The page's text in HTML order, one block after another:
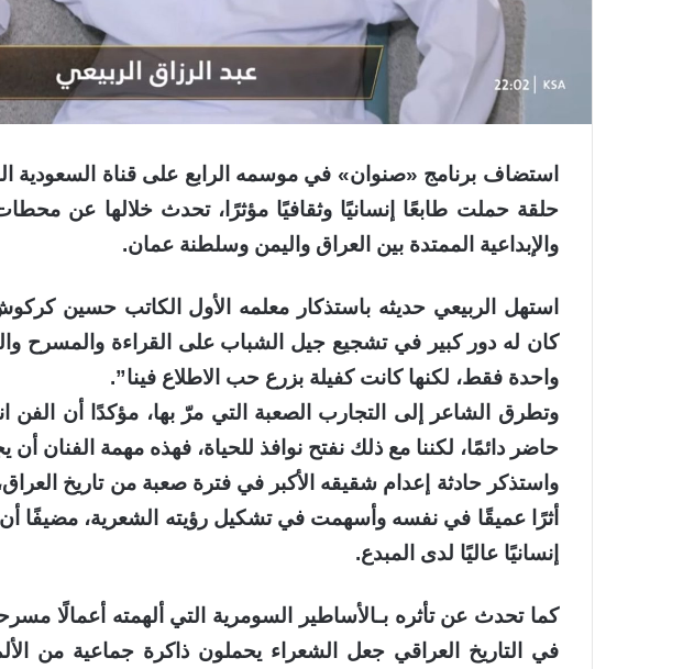
استضاف برنامج «صنوان» في موسمه الرابع على قناة السعودية
حلقة حملت طابعًا إنسانيًا وثقافيًا مؤثرًا، تحدث خلالها عن
والإبداعية الممتدة بين العراق واليمن وسلطنة عمان.
استهل الربيعي حديثه باستذكار معلمه الأول الكاتب حسين
كان له دور كبير في تشجيع جيل الشباب على القراءة والمسرح
واحدة فقط، لكنها كانت كفيلة بزرع حب الاطلاع فينا”.
وتطرق الشاعر إلى التجارب الصعبة التي مرّ بها، مؤكدًا أن الفن
حاضر دائمًا، لكننا مع ذلك نفتح نوافذ للحياة، فهذه مهمة الفنان
واستذكر حادثة إعدام شقيقه الأكبر في فترة صعبة من تاريخ
أثرًا عميقًا في نفسه وأسهمت في تشكيل رؤيته الشعرية، مضيفًا
إنسانيًا عاليًا لدى المبدع.
كما تحدث عن تأثره بـالأساطير السومرية التي ألهمته أعمالًا
في التاريخ العراقي جعل الشعراء يحملون ذاكرة جماعية من